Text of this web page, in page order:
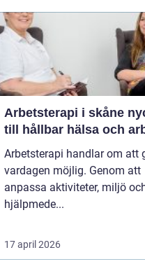
Arbetsterapi i skåne nyckeln
till hållbar hälsa och
Arbetsterapi handlar om att
vardagen möjlig. Genom att
anpassa aktiviteter, miljö
hjälpmede...
17 april 2026